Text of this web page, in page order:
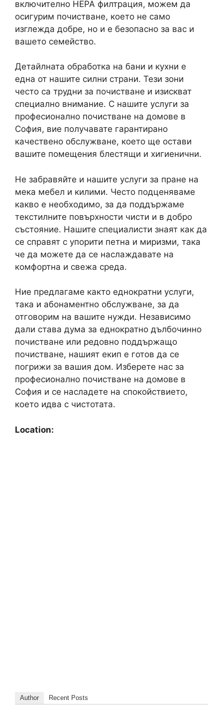
включително HEPA филтрация, можем да
осигурим почистване, което не само
изглежда добре, но и е безопасно за вас и
вашето семейство.
Детайлната обработка на бани и кухни е
една от нашите силни страни. Тези зони
често са трудни за почистване и изискват
специално внимание. С нашите услуги за
професионално почистване на домове в
София, вие получавате гарантирано
качествено обслужване, което ще остави
вашите помещения блестящи и хигиенични.
Не забравяйте и нашите услуги за пране на
мека мебел и килими. Често подценяваме
какво е необходимо, за да поддържаме
текстилните повърхности чисти и в добро
състояние. Нашите специалисти знаят как да
се справят с упорити петна и миризми, така
че да можете да се наслаждавате на
комфортна и свежа среда.
Ние предлагаме както еднократни услуги,
така и абонаментно обслужване, за да
отговорим на вашите нужди. Независимо
дали става дума за еднократно дълбочинно
почистване или редовно поддържащо
почистване, нашият екип е готов да се
погрижи за вашия дом. Изберете нас за
професионално почистване на домове в
София и се насладете на спокойствието,
което идва с чистотата.
Location:
Author Recent Posts